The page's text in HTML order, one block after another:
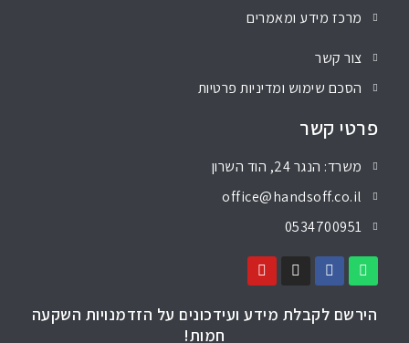
מרכז מידע ומאמרים
צור קשר
הסכם שימוש ומדיניות פרטיות
פרטי קשר
משרד: הנגר 24, הוד השרון
office@handsoff.co.il
0534700951
הירשם לקבלת מידע ועידכונים על הזדמנויות השקעה
חמות!